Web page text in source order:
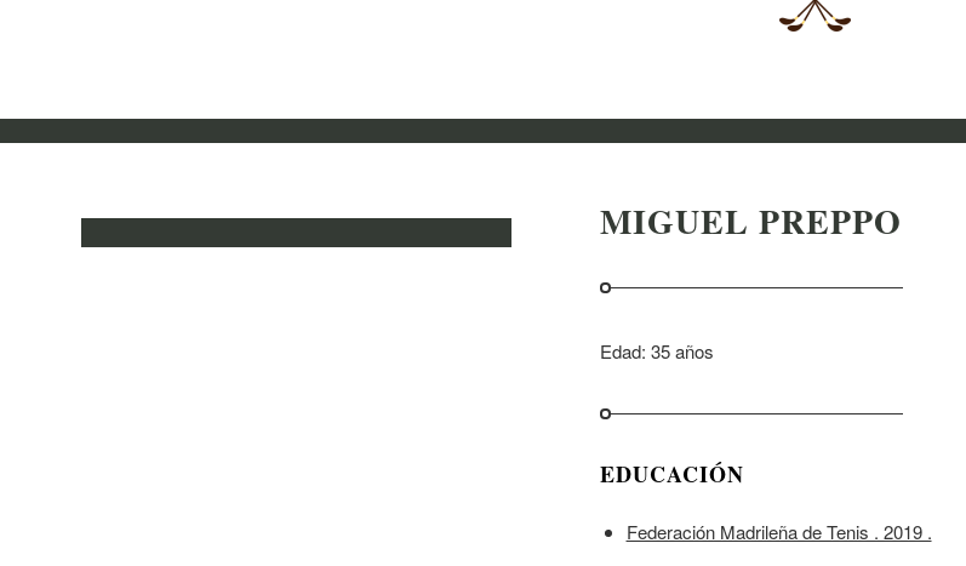
MIGUEL PREPPO
Edad: 35 años
EDUCACIÓN
Federación Madrileña de Tenis . 2019 .